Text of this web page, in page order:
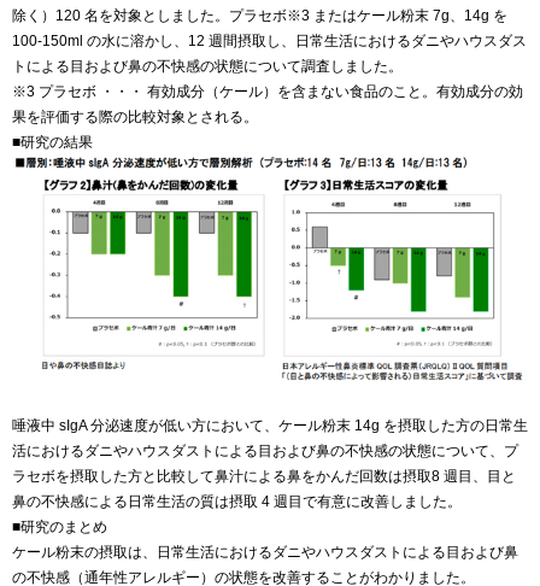
除く）120 名を対象としました。プラセボ※3 またはケール粉末 7g、14g を
100-150ml の水に溶かし、12 週間摂取し、日常生活におけるダニやハウスダス
トによる目および鼻の不快感の状態について調査しました。
※3 プラセボ ・・・ 有効成分（ケール）を含まない食品のこと。有効成分の効
果を評価する際の比較対象とされる。
■研究の結果
唾液中 sIgA 分泌速度が低い方において、ケール粉末 14g を摂取した方の日常生
活におけるダニやハウスダストによる目および鼻の不快感の状態について、プ
ラセボを摂取した方と比較して鼻汁による鼻をかんだ回数は摂取8 週目、目と
鼻の不快感による日常生活の質は摂取 4 週目で有意に改善しました。
■研究のまとめ
ケール粉末の摂取は、日常生活におけるダニやハウスダストによる目および鼻
の不快感（通年性アレルギー）の状態を改善することがわかりました。